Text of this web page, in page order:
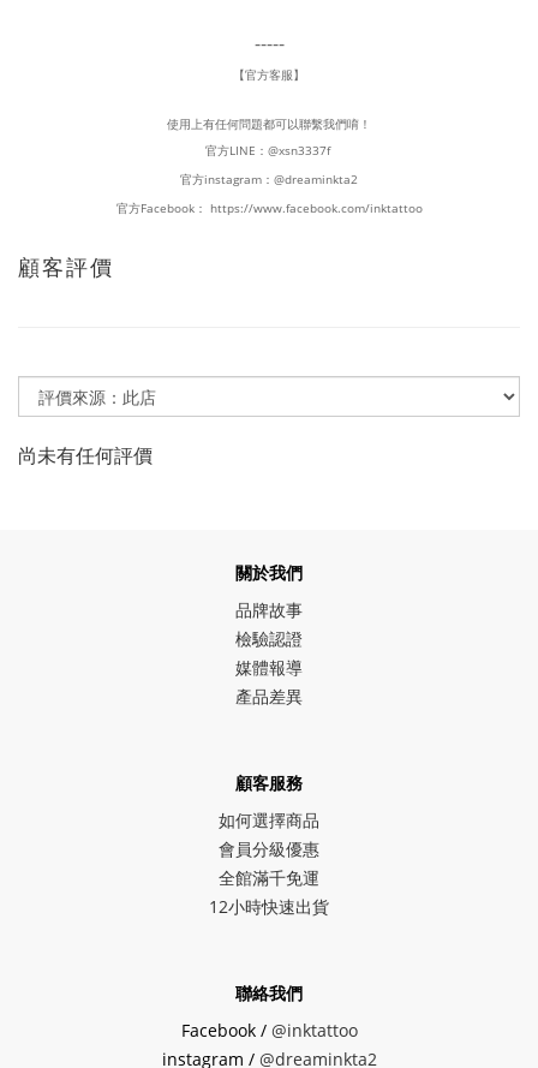
-----
【官方客服】
使用上有任何問題都可以聯繫我們唷！
官方LINE： @xsn3337f
官方instagram： @dreaminkta2
官方Facebook： https://www.facebook.com/inktattoo
顧客評價
尚未有任何評價
關於我們
品牌故事
檢驗認證
媒體報導
產品差異
顧客服務
如何選擇商品
會員分級優惠
全館滿千免運
12小時快速出貨
聯絡我們
Facebook / @inktattoo
instagram / @dreaminkta2